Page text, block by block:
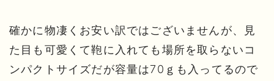
確かに物凄くお安い訳ではございませんが、見
た目も可愛くて鞄に入れても場所を取らないコ
ンパクトサイズだが容量は70ｇも入ってるので